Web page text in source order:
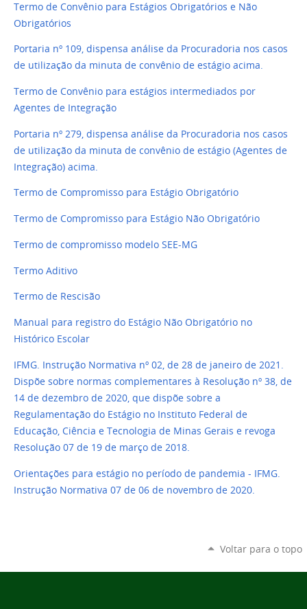
Termo de Convênio para Estágios Obrigatórios e Não
Obrigatórios
Portaria nº 109, dispensa análise da Procuradoria nos casos
de utilização da minuta de convênio de estágio acima.
Termo de Convênio para estágios intermediados por
Agentes de Integração
Portaria nº 279, dispensa análise da Procuradoria nos casos
de utilização da minuta de convênio de estágio (Agentes de
Integração) acima.
Termo de Compromisso para Estágio Obrigatório
Termo de Compromisso para Estágio Não Obrigatório
Termo de compromisso modelo SEE-MG
Termo Aditivo
Termo de Rescisão
Manual para registro do Estágio Não Obrigatório no
Histórico Escolar
IFMG. Instrução Normativa nº 02, de 28 de janeiro de 2021.
Dispõe sobre normas complementares à Resolução nº 38, de
14 de dezembro de 2020, que dispõe sobre a
Regulamentação do Estágio no Instituto Federal de
Educação, Ciência e Tecnologia de Minas Gerais e revoga
Resolução 07 de 19 de março de 2018.
Orientações para estágio no período de pandemia - IFMG.
Instrução Normativa 07 de 06 de novembro de 2020.
Voltar para o topo